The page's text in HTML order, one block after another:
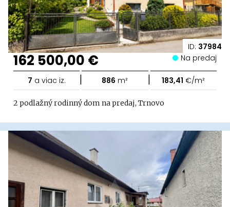
ID: 37984
162 500,00 € Na predaj
7 a viac iz. | 886 m² | 183,41 €/m²
2 podlažný rodinný dom na predaj, Trnovo